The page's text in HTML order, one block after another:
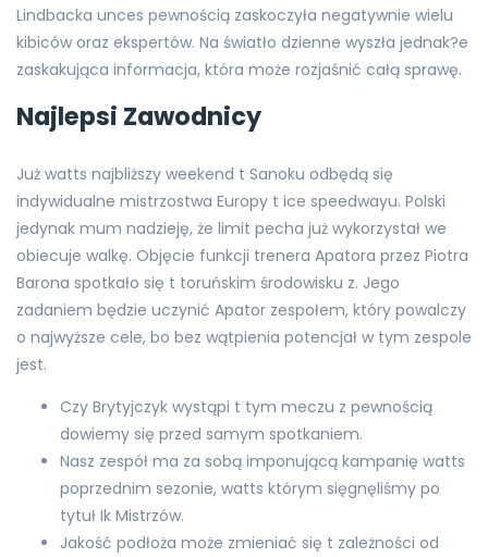
Lindbacka unces pewnością zaskoczyła negatywnie wielu
kibiców oraz ekspertów. Na światło dzienne wyszła jednak?e
zaskakująca informacja, która może rozjaśnić całą sprawę.
Najlepsi Zawodnicy
Już watts najbliższy weekend t Sanoku odbędą się
indywidualne mistrzostwa Europy t ice speedwayu. Polski
jedynak mum nadzieję, że limit pecha już wykorzystał we
obiecuje walkę. Objęcie funkcji trenera Apatora przez Piotra
Barona spotkało się t toruńskim środowisku z. Jego
zadaniem będzie uczynić Apator zespołem, który powalczy
o najwyższe cele, bo bez wątpienia potencjał w tym zespole
jest.
Czy Brytyjczyk wystąpi t tym meczu z pewnością
dowiemy się przed samym spotkaniem.
Nasz zespół ma za sobą imponującą kampanię watts
poprzednim sezonie, watts którym sięgnęliśmy po
tytuł Ik Mistrzów.
Jakość podłoża może zmieniać się t zależności od